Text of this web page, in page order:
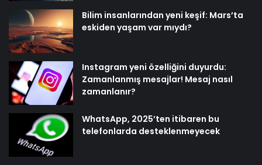
Bilim insanlarından yeni keşif: Mars’ta
eskiden yaşam var mıydı?
Instagram yeni özelliğini duyurdu:
Zamanlanmış mesajlar! Mesaj nasıl
zamanlanır?
WhatsApp, 2025’ten itibaren bu
telefonlarda desteklenmeyecek